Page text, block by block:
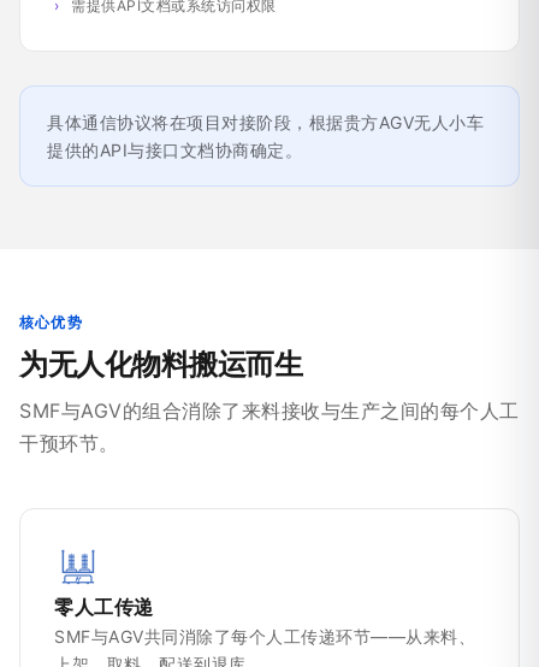
需提供API文档或系统访问权限
具体通信协议将在项目对接阶段，根据贵方AGV无人小车
提供的API与接口文档协商确定。
核心优势
为无人化物料搬运而生
SMF与AGV的组合消除了来料接收与生产之间的每个人工
干预环节。
零人工传递
SMF与AGV共同消除了每个人工传递环节——从来料、